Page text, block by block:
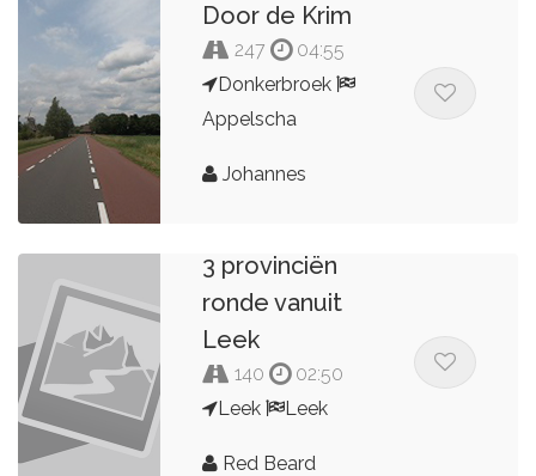
Door de Krim
247
04:55
Donkerbroek
Appelscha
Johannes
3 provinciën
ronde vanuit
Leek
140
02:50
Leek
Leek
Red Beard